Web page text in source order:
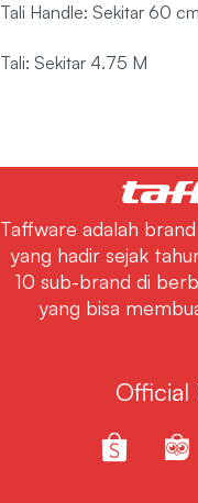
Tali Handle: Sekitar 60 cm
Tali: Sekitar 4.75 M
Taffware adalah
yang hadir sejak
10 sub-brand di
yang bisa
Official